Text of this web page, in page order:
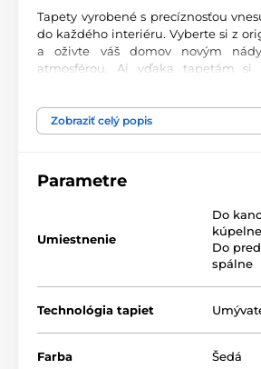
Tapety vyrobené s precíznosťou
do každého interiéru. Vyberte si z
a oživte váš domov novým
atmosférou. Aj vďaka tapetám si
Najvyššia kvalita tlače
miestnosti. Tlačia sa na kvalitný
technológii sa vyznačujú
farebnou stálosťou.
výška)
Tapety sú vyrábané v rôznych
z nich pozostáva z pásov širokých 49
Zobraziť celý popis
Parametre
Umiestnenie
Do
kúpelne
Do
spálne
Technológia tapiet
Farba Šedá